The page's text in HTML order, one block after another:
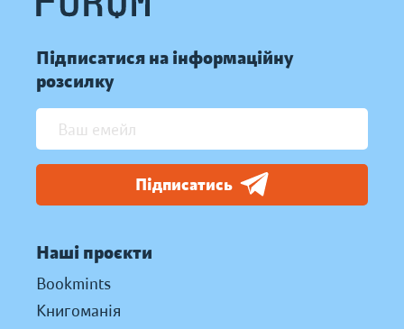
Підписатися на інформаційну
розсилку
Підписатись
Наші проєкти
Bookmints
Книгоманія